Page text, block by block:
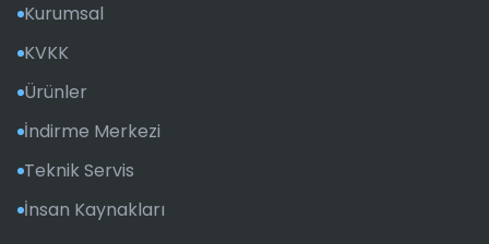
Kurumsal
KVKK
Ürünler
İndirme Merkezi
Teknik Servis
İnsan Kaynakları